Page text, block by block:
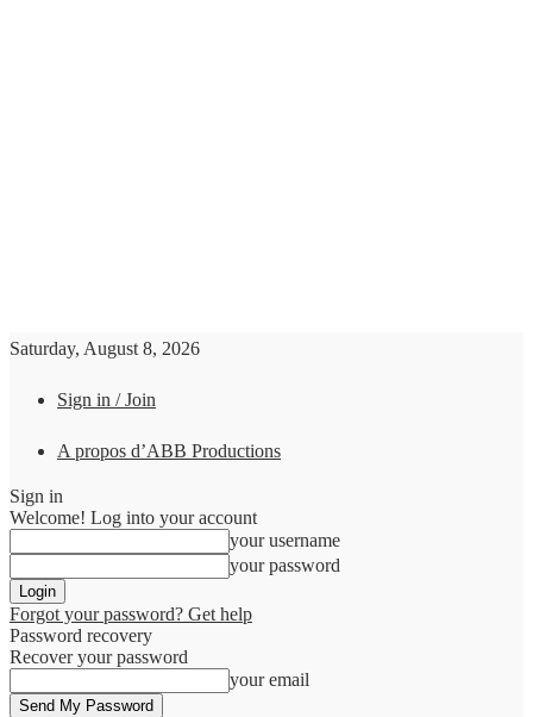
Saturday, August 8, 2026
Sign in / Join
A propos d’ABB Productions
Sign in
Welcome! Log into your account
your username
your password
Forgot your password? Get help
Password recovery
Recover your password
your email